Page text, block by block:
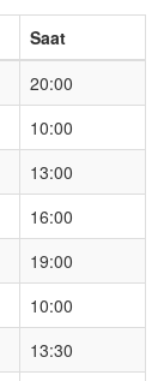
Saat
20:00
10:00
13:00
16:00
19:00
10:00
13:30